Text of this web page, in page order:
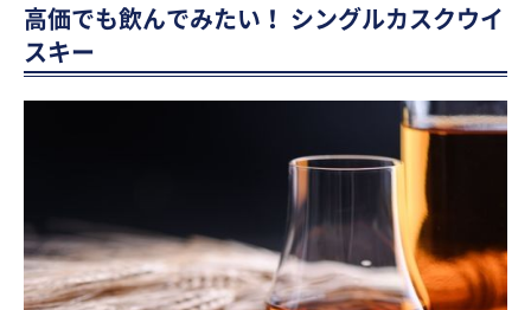
高価でも飲んでみたい！ シングルカスクウイ
スキー